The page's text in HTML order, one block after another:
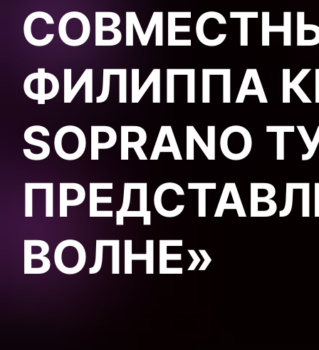
ФИЛИППА
SOPRANO
ВОЛНЕ»